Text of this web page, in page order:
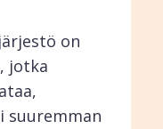
on
jotka
suuremman